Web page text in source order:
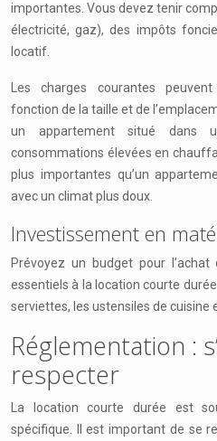
importantes. Vous devez tenir
électricité, gaz), des impôts
locatif.
Les charges courantes
fonction de la taille et de
un appartement situé dans
consommations élevées en
plus importantes qu’un
avec un climat plus doux.
Investissement en
Prévoyez un budget pour
essentiels à la location courte
serviettes, les ustensiles de cuisine
Réglementation :
respecter
La location courte durée est
spécifique. Il est important de se